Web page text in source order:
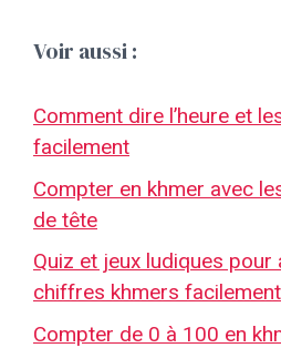
Voir aussi :
Comment dire l’heure et
facilement
Compter en khmer avec
de tête
Quiz et jeux ludiques pour
chiffres khmers facilement
Compter de 0 à 100 en